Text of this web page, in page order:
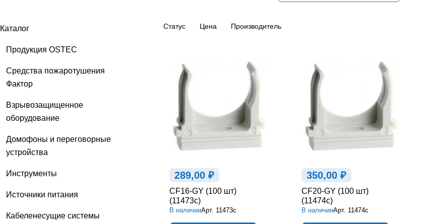
Статус Цена Производитель
289,00 ₽
CF16-GY (100 шт)
(11473c)
В наличииАрт. 11473c
350,00 ₽
CF20-GY (100 шт)
(11474c)
В наличииАрт. 11474c
Каталог
Продукция OSTEC
Средства пожаротушения
Фактор
Взрывозащищенное
оборудование
Домофоны и переговорные
устройства
Инструменты
Источники питания
Кабеленесущие системы